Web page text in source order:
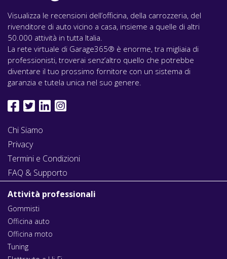
Visualizza le recensioni dell’officina, della carrozzeria, del
rivenditore di auto vicino a casa, insieme a quelle di altri
50.000 attività in tutta Italia.
La rete virtuale di Garage365® è enorme, tra migliaia di
professionisti, troverai senz’altro quello che potrebbe
diventare il tuo prossimo fornitore con un sistema di
garanzia e tutela unica nel suo genere.
Chi Siamo
Privacy
Termini e Condizioni
FAQ & Supporto
Attività professionali
Gommisti
Officina auto
Officina moto
Tuning